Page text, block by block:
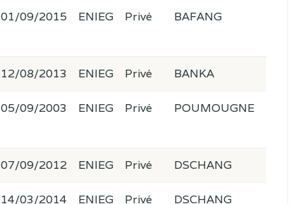
01/09/2015 ENIEG Privé BAFANG
12/08/2013 ENIEG Privé BANKA
05/09/2003 ENIEG Privé POUMOUGNE
07/09/2012 ENIEG Privé DSCHANG
14/03/2014 ENIEG Privé DSCHANG